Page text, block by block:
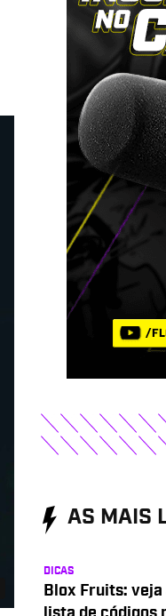
AS MAIS
DICAS
Blox Fruits: veja